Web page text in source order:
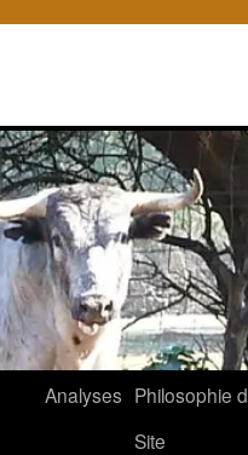
Analyses Philosophie
Site